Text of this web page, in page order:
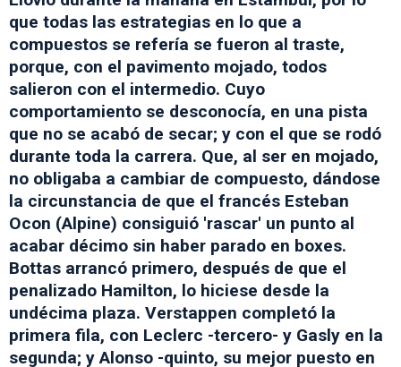
que todas las estrategias en lo que a
compuestos se refería se fueron al traste,
porque, con el pavimento mojado, todos
salieron con el intermedio. Cuyo
comportamiento se desconocía, en una pista
que no se acabó de secar; y con el que se rodó
durante toda la carrera. Que, al ser en mojado,
no obligaba a cambiar de compuesto, dándose
la circunstancia de que el francés Esteban
Ocon (Alpine) consiguió 'rascar' un punto al
acabar décimo sin haber parado en boxes.
Bottas arrancó primero, después de que el
penalizado Hamilton, lo hiciese desde la
undécima plaza. Verstappen completó la
primera fila, con Leclerc -tercero- y Gasly en la
segunda; y Alonso -quinto, su mejor puesto en